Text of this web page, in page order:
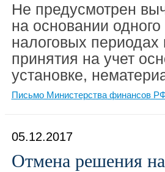
Не предусмотрен
на основании
налоговых периодах
принятия на учет
установке,
Письмо Министерства финансов
05.12.2017
Отмена решения